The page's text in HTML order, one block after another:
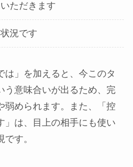
ただきます
況です
は」を加えると、今このタ
う意味合いが出るため、完
弱められます。また、「控
」は、目上の相手にも使い
す。